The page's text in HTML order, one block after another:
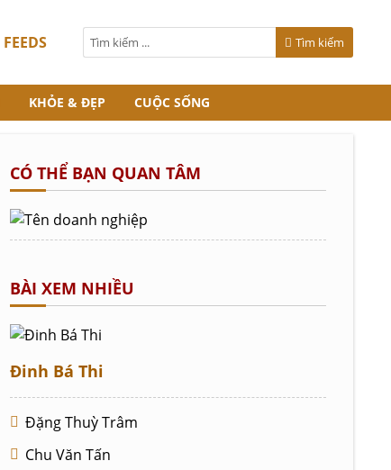
FEEDS Tìm kiếm
KHỎE & ĐẸP CUỘC SỐNG
CÓ THỂ BẠN QUAN TÂM
BÀI XEM NHIỀU
Đinh Bá Thi
Đặng Thuỳ Trâm
Chu Văn Tấn